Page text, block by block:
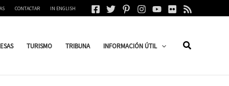
CONTACTAR IN ENGLISH
TURISMO TRIBUNA INFORMACIÓN ÚTIL